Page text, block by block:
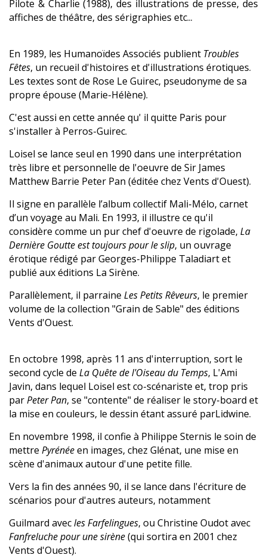
Pilote & Charlie (1988), des illustrations de presse, des
affiches de théâtre, des sérigraphies etc...
En 1989, les Humanoïdes Associés publient Troubles
Fêtes, un recueil d'histoires et d'illustrations érotiques.
Les textes sont de Rose Le Guirec, pseudonyme de sa
propre épouse (Marie-Hélène).
C'est aussi en cette année qu' il quitte Paris pour
s'installer à Perros-Guirec.
Loisel se lance seul en 1990 dans une interprétation
très libre et personnelle de l'oeuvre de Sir James
Matthew Barrie Peter Pan (éditée chez Vents d'Ouest).
Il signe en parallèle l’album collectif Mali-Mélo, carnet
d’un voyage au Mali. En 1993, il illustre ce qu'il
considère comme un pur chef d'oeuvre de rigolade, La
Dernière Goutte est toujours pour le slip, un ouvrage
érotique rédigé par Georges-Philippe Taladiart et
publié aux éditions La Sirène.
Parallèlement, il parraine Les Petits Rêveurs, le premier
volume de la collection "Grain de Sable" des éditions
Vents d'Ouest.
En octobre 1998, après 11 ans d'interruption, sort le
second cycle de La Quête de l'Oiseau du Temps, L'Ami
Javin, dans lequel Loisel est co-scénariste et, trop pris
parPeter Pan, se "contente" de réaliser le story-board et
la mise en couleurs, le dessin étant assuré parLidwine.
En novembre 1998, il confie à Philippe Sternis le soin de
mettre Pyrénéeen images, chez Glénat, une mise en
scène d'animaux autour d'une petite fille.
Vers la fin des années 90, il se lance dans l'écriture de
scénarios pour d'autres auteurs, notamment
Guilmard avecles Farfelingues, ou Christine Oudot avec
Fanfreluche pour une sirène(qui sortira en 2001 chez
Vents d'Ouest).